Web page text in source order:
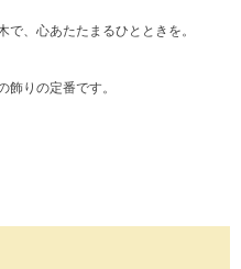
、心あたたまるひとときを。
りの定番です。